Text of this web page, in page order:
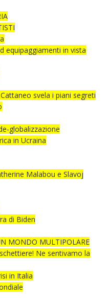
equipaggiamenti in vista
svela i piani segreti
globalizzazione
in Ucraina
Malabou e Slavoj
di Biden
MONDO MULTIPOLARE
Ne sentivamo la
in Italia